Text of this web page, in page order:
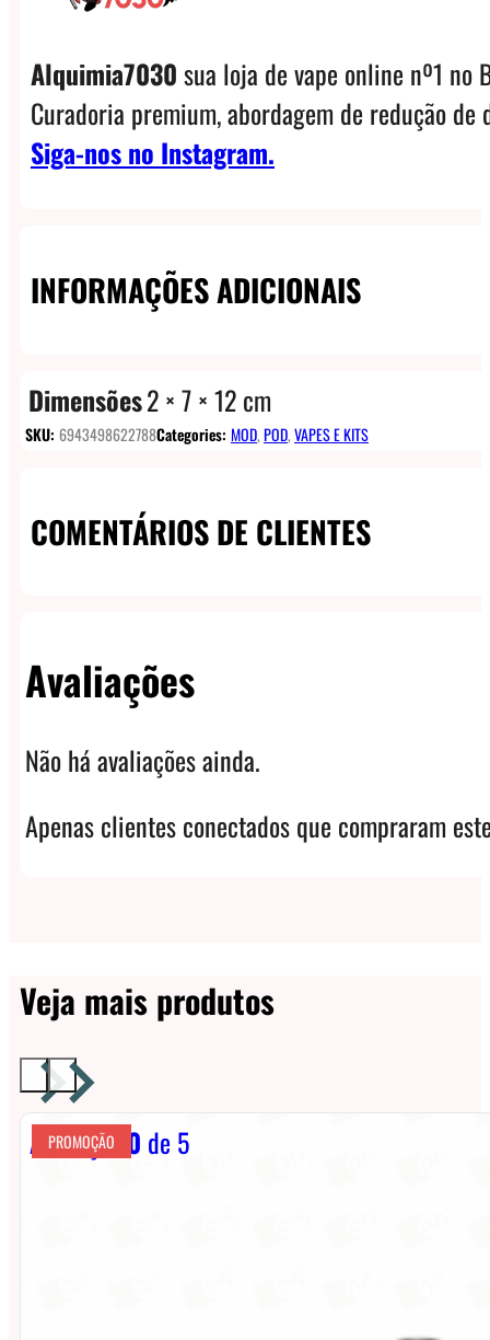
Alquimia7030sua loja de vape online nº1 no
Curadoria premium, abordagem de redução
Siga-nos no Instagram.
INFORMAÇÕES ADICIONAIS
Dimensões2 × 7 × 12 cm
SKU: 6943498622788Categories: MOD,POD,VAPES E KITS
COMENTÁRIOS DE CLIENTES
Avaliações
Não há avaliações ainda.
Apenas clientes conectados que compraram
Veja mais produtos
Avaliação 0 de 5
PROMOÇÃO